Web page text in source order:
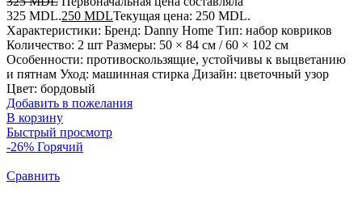
325 MDL.250 MDLТекущая цена: 250 MDL.
Характеристики: Бренд: Danny Home Тип: набор ковриков
Количество: 2 шт Размеры: 50 × 84 см / 60 × 102 см
Особенности: противоскользящие, устойчивы к выцветанию
и пятнам Уход: машинная стирка Дизайн: цветочный узор
Цвет: бордовый
Добавить в пожелания
В корзину
Быстрый просмотр
-26% Горячий
Сравнить